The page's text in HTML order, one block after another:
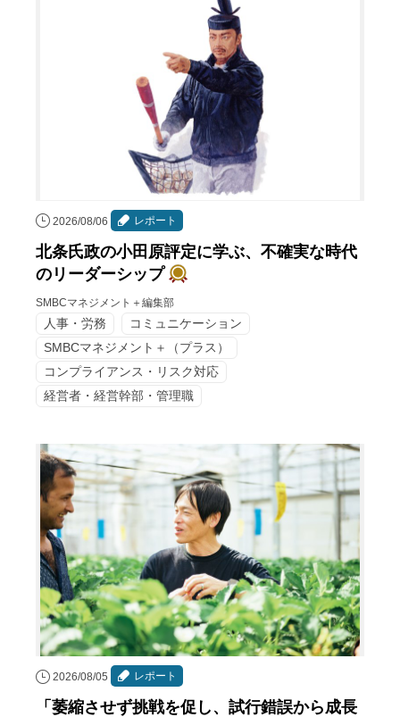
2026/08/06 レポート
北条氏政の小田原評定に学ぶ、不確実な時代
のリーダーシップ
SMBCマネジメント＋編集部
人事・労務
コミュニケーション
SMBCマネジメント＋（プラス）
コンプライアンス・リスク対応
経営者・経営幹部・管理職
2026/08/05 レポート
「萎縮させず挑戦を促し、試行錯誤から成長